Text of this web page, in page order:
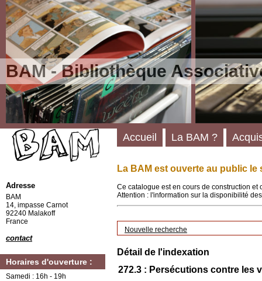
BAM - Bibliothèque
La BAM est ouverte au public le
Ce catalogue est en cours de construction
Attention : l'information sur la disponibilité
Nouvelle recherche
Détail de l'indexation
272.3 : Persécutions contre les
Accueil La BAM ?
Adresse
BAM
14, impasse Carnot
92240 Malakoff
France
contact
Horaires d'ouverture :
Samedi : 16h - 19h